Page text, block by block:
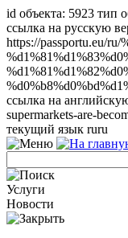
id объекта: 5923 тип
ссылка на русскую
https://passportu.eu/ru/
ссылка на
supermarkets-are-
текущий язык ruru
Услуги
Новости